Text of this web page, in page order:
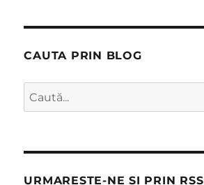
CAUTA PRIN BLOG
Caută
după:
URMARESTE-NE SI PRIN RSS